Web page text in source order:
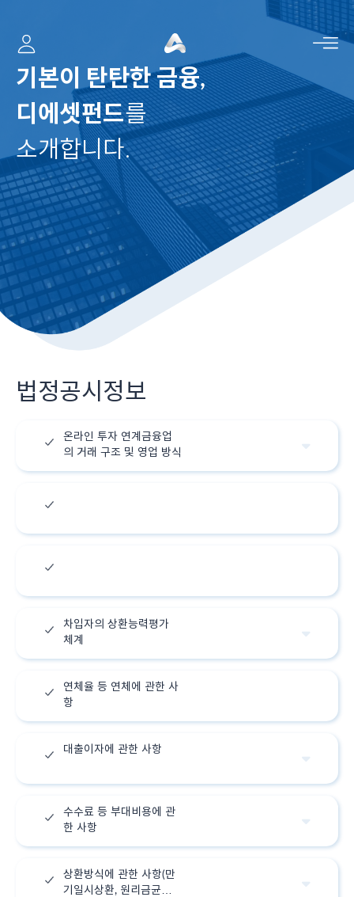
기본이 탄탄한 금융,
디에셋펀드를
소개합니다.
법정공시정보
온라인 투자 연계금융업
의 거래 구조 및 영업 방식
차입자의 상환능력평가
체계
연체율 등 연체에 관한 사
항
대출이자에 관한 사항
수수료 등 부대비용에 관
한 사항
상환방식에 관한 사항(만
기일시상환, 원리금균등분